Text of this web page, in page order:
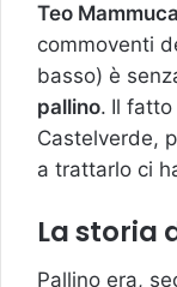
Teo
commoventi
basso) è
pallino. Il fatto
Castelverde,
a trattarlo ci
La storia
Pallino era,